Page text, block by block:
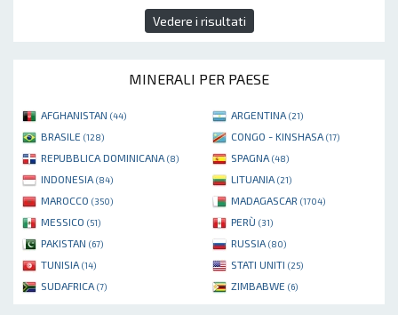
Vedere i risultati
MINERALI PER PAESE
AFGHANISTAN (44) ARGENTINA (21)
BRASILE (128) CONGO - KINSHASA (17)
REPUBBLICA DOMINICANA (8) SPAGNA (48)
INDONESIA (84) LITUANIA (21)
MAROCCO (350) MADAGASCAR (1704)
MESSICO (51) PERÙ (31)
PAKISTAN (67) RUSSIA (80)
TUNISIA (14) STATI UNITI (25)
SUDAFRICA (7) ZIMBABWE (6)